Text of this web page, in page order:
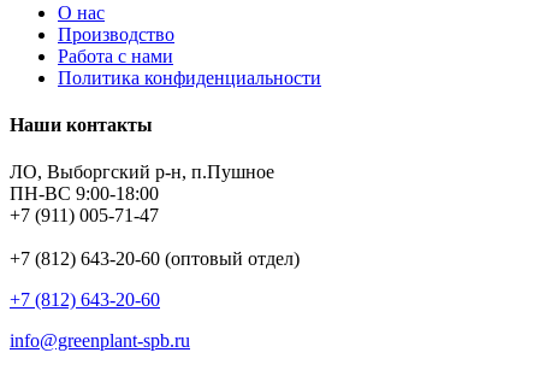
О нас
Производство
Работа с нами
Политика конфиденциальности
Наши контакты
ЛО, Выборгский р-н, п.Пушное
ПН-ВС 9:00-18:00
+7 (911) 005-71-47
+7 (812) 643-20-60 (оптовый отдел)
+7 (812) 643-20-60
info@greenplant-spb.ru